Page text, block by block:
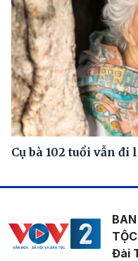
Cụ bà 102 tuổi vẫn đi
TỘC
Đài